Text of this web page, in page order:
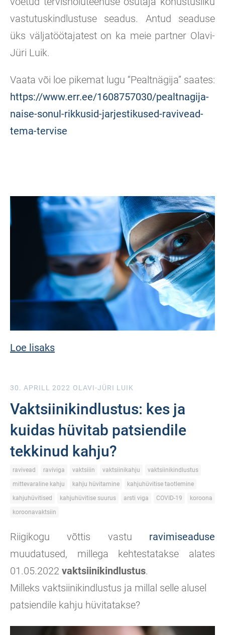
vastutuskindlustuse seadus. Antud seaduse
üks väljatöötajatest on ka meie partner Olavi-
Jüri Luik.
Vaata või loe pikemat lugu “Pealtnägija” saates:
https://www.err.ee/1608757030/pealtnagija-
naise-sonul-rikkusid-jarjestikused-ravivead-
tema-tervise
Loe lisaks
30. APRILL 2022 OLAVI-JÜRI LUIK
Vaktsiinikindlustus: kes ja
kuidas hüvitab patsiendile
tekkinud kahju?
ravivead raviviga vaktsiiin vaktsiinikahju
vaktsiinikindlustus
mittevaraline kahju
kahju hüvitamine
kahjuhüvitise taotlemine
kahjuhüvitised
kahjuhüvitise suurus arsti viga COVID-19
koroona
koroonavaktsiin
Riigikogu võttis vastu ravimiseaduse
muudatused, millega kehtestatakse alates
01.05.2022 vaktsiinikindlustus.
Milleks vaktsiinikindlustus ja millal selle alusel
patsiendile kahju hüvitatakse?